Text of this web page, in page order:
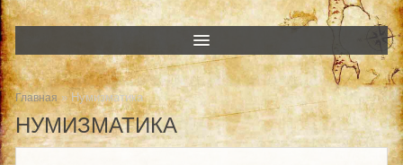
Главная » Нумизматика
НУМИЗМАТИКА